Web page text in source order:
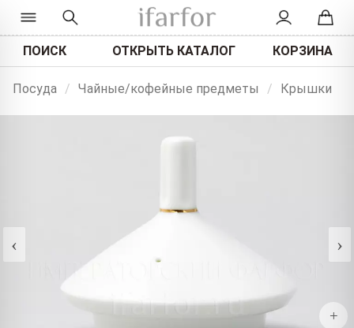
ПОИСК ОТКРЫТЬ КАТАЛОГ КОРЗИНА
Посуда / Чайные/кофейные предметы / Крышки
‹ ›
+